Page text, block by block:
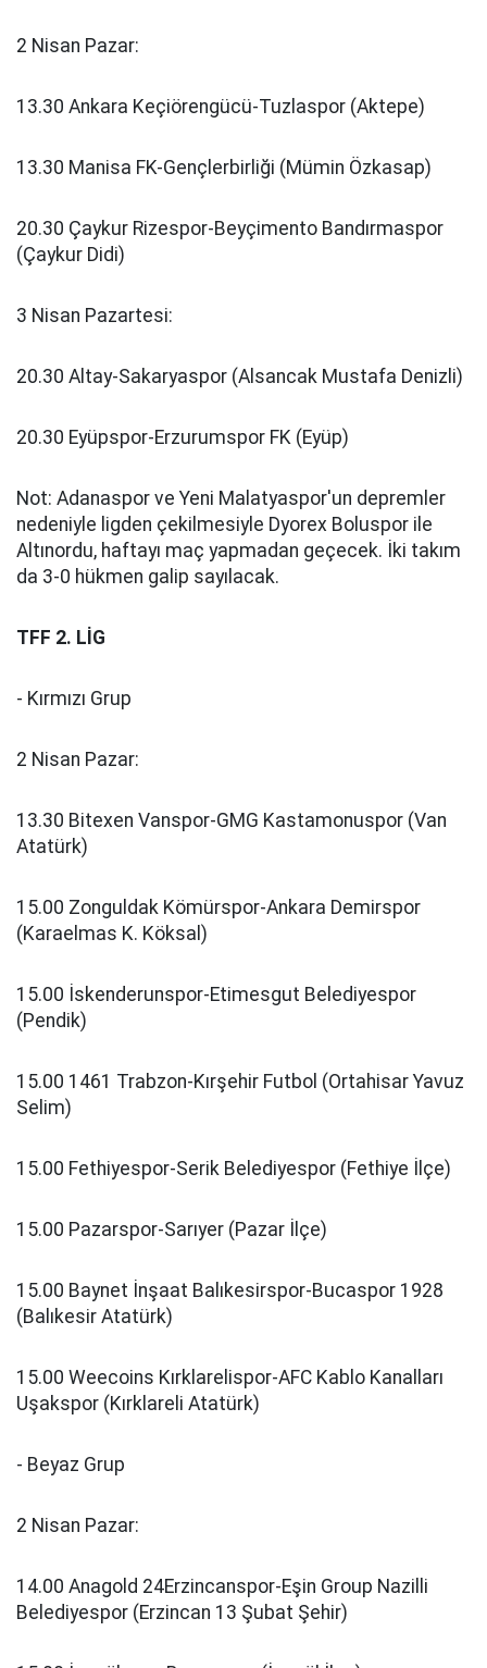
2 Nisan Pazar:
13.30 Ankara Keçiörengücü-Tuzlaspor (Aktepe)
13.30 Manisa FK-Gençlerbirliği (Mümin Özkasap)
20.30 Çaykur Rizespor-Beyçimento Bandırmaspor
(Çaykur Didi)
3 Nisan Pazartesi:
20.30 Altay-Sakaryaspor (Alsancak Mustafa Denizli)
20.30 Eyüpspor-Erzurumspor FK (Eyüp)
Not: Adanaspor ve Yeni Malatyaspor'un depremler
nedeniyle ligden çekilmesiyle Dyorex Boluspor ile
Altınordu, haftayı maç yapmadan geçecek. İki takım
da 3-0 hükmen galip sayılacak.
TFF 2. LİG
- Kırmızı Grup
2 Nisan Pazar:
13.30 Bitexen Vanspor-GMG Kastamonuspor (Van
Atatürk)
15.00 Zonguldak Kömürspor-Ankara Demirspor
(Karaelmas K. Köksal)
15.00 İskenderunspor-Etimesgut Belediyespor
(Pendik)
15.00 1461 Trabzon-Kırşehir Futbol (Ortahisar Yavuz
Selim)
15.00 Fethiyespor-Serik Belediyespor (Fethiye İlçe)
15.00 Pazarspor-Sarıyer (Pazar İlçe)
15.00 Baynet İnşaat Balıkesirspor-Bucaspor 1928
(Balıkesir Atatürk)
15.00 Weecoins Kırklarelispor-AFC Kablo Kanalları
Uşakspor (Kırklareli Atatürk)
- Beyaz Grup
2 Nisan Pazar:
14.00 Anagold 24Erzincanspor-Eşin Group Nazilli
Belediyespor (Erzincan 13 Şubat Şehir)